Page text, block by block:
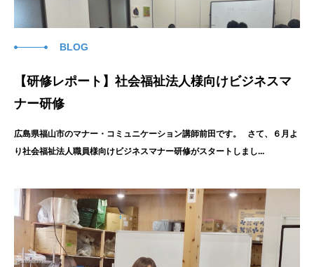
BLOG
【研修レポート】社会福祉法人様向けビジネスマ
ナー研修
広島県福山市のマナー・コミュニケーション講師前田です。 さて、６月よ
り社会福祉法人職員様向けビジネスマナー研修がスタートしまし...